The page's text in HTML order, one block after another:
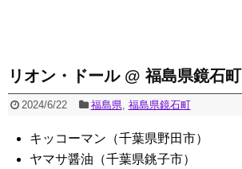
リオン・ドール @ 福島県鏡石町
2024/6/22 福島県, 福島県鏡石町
キッコーマン（千葉県野田市）
ヤマサ醤油（千葉県銚子市）